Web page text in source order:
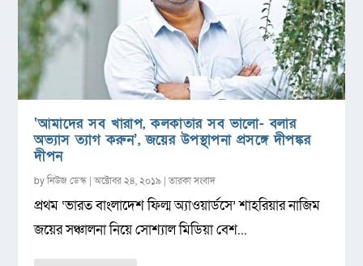
‘আমাদের সব খারাপ, কলকাতার সব ভালো- বলার
অভ্যাস ত্যাগ করুন’, জয়ের উপস্থাপনা প্রসঙ্গে দীপঙ্কর
দীপন
byনিউজ ডেস্ক |অক্টোবর ২৪, ২০১৯ |তারকা সংবাদ
প্রথম ‘ভারত বাংলাদেশ ফিল্ম অ্যাওয়ার্ডসে’ শাহরিয়ার নাজিম
জয়ের সঞ্চালনা নিয়ে সোশ্যাল মিডিয়া বেশ...